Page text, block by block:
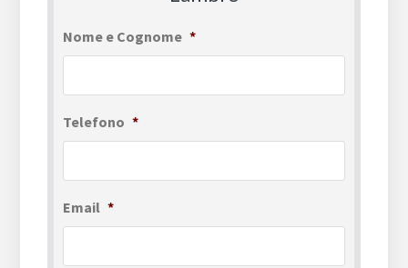
Nome e Cognome *
Telefono *
Email *